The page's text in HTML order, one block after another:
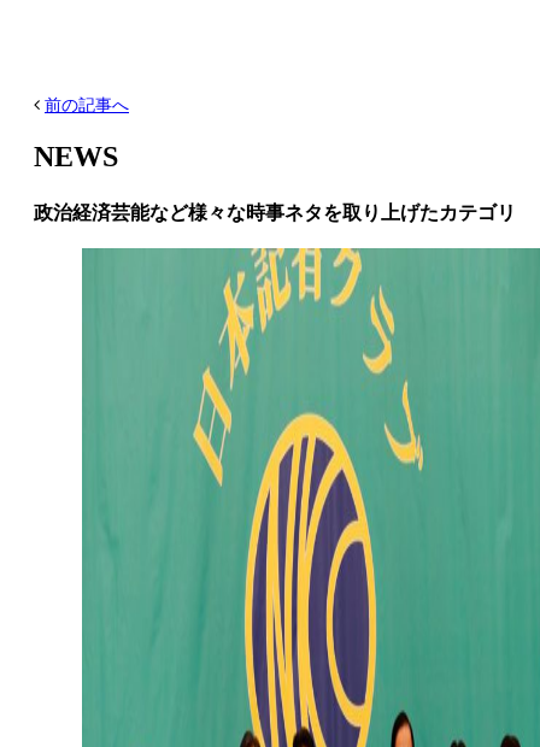
前の記事へ
NEWS
政治経済芸能など様々な時事ネタを取り上げたカテゴリ